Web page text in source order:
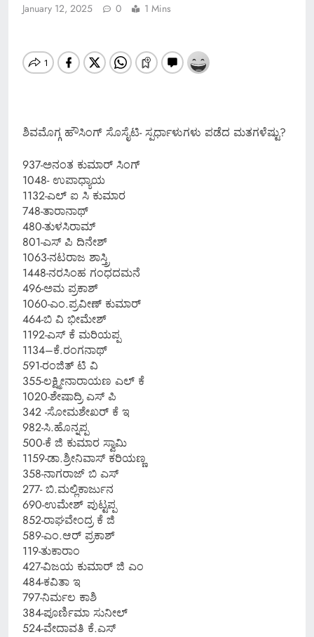
January 12, 2025
0 1 Mins
ಶಿವಮೊಗ್ಗ ಹೌಸಿಂಗ್ ಸೊಸೈಟಿ- ಸ್ಪರ್ಧಾಳುಗಳು ಪಡೆದ ಮತಗಳೆಷ್ಟು?
937-ಅನಂತ ಕುಮಾರ್ ಸಿಂಗ್
1048- ಉಪಾಧ್ಯಾಯ
1132-ಎಲ್ ಐ ಸಿ ಕುಮಾರ
748-ತಾರಾನಾಥ್
480-ತುಳಸಿರಾಮ್
801-ಎಸ್ ಪಿ ದಿನೇಶ್
1063-ನಟರಾಜ ಶಾಸ್ತ್ರಿ
1448-ನರಸಿಂಹ ಗಂಧದಮನೆ
496-ಅಮ ಪ್ರಕಾಶ್
1060-ಎಂ.ಪ್ರವೀಣ್ ಕುಮಾರ್
464-ಬಿ ವಿ ಭೀಮೇಶ್
1192-ಎಸ್ ಕೆ ಮರಿಯಪ್ಪ
1134–ಕೆ.ರಂಗನಾಥ್
591-ರಂಜಿತ್ ಟಿ ವಿ
355-ಲಕ್ಷ್ಮೀನಾರಾಯಣ ಎಲ್ ಕೆ
1020-ಶೇಷಾದ್ರಿ ಎಸ್ ಪಿ
342 -ಸೋಮಶೇಖರ್ ಕೆ ಇ
982-ಸಿ.ಹೊನ್ನಪ್ಪ
500-ಕೆ ಜಿ ಕುಮಾರ ಸ್ವಾಮಿ
1159-ಡಾ.ಶ್ರೀನಿವಾಸ್ ಕರಿಯಣ್ಣ
358-ನಾಗರಾಜ್ ಬಿ ಎಸ್
277- ಬಿ.ಮಲ್ಲಿಕಾರ್ಜುನ
690-ಉಮೇಶ್ ಪುಟ್ಟಪ್ಪ
852-ರಾಘವೇಂದ್ರ ಕೆ ಜಿ
589-ಎಂ.ಆರ್ ಪ್ರಕಾಶ್
119-ತುಕಾರಾಂ
427-ವಿಜಯ ಕುಮಾರ್ ಜಿ ಎಂ
484-ಕವಿತಾ ಇ
797-ನಿರ್ಮಲ ಕಾಶಿ
384-ಪೂರ್ಣಿಮಾ ಸುನೀಲ್
524-ವೇದಾವತಿ ಕೆ.ಎಸ್